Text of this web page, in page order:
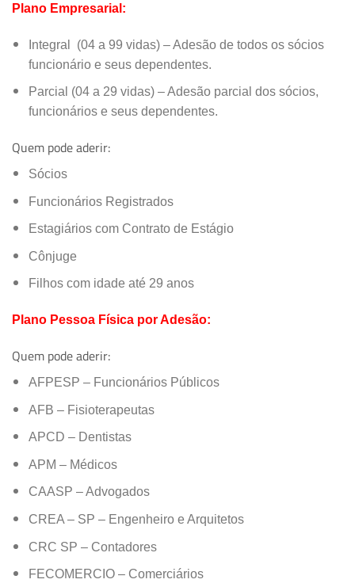
Plano Empresarial:
Integral (04 a 99 vidas) – Adesão de todos os sócios
funcionário e seus dependentes.
Parcial (04 a 29 vidas) – Adesão parcial dos sócios,
funcionários e seus dependentes.
Quem pode aderir:
Sócios
Funcionários Registrados
Estagiários com Contrato de Estágio
Cônjuge
Filhos com idade até 29 anos
Plano Pessoa Física por Adesão:
Quem pode aderir:
AFPESP – Funcionários Públicos
AFB – Fisioterapeutas
APCD – Dentistas
APM – Médicos
CAASP – Advogados
CREA – SP – Engenheiro e Arquitetos
CRC SP – Contadores
FECOMERCIO – Comerciários